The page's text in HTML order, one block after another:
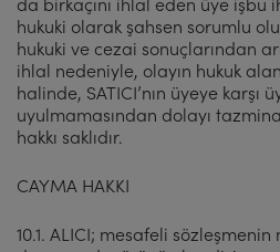
hukuki olarak şahsen sorumlu
hukuki ve cezai sonuçlarından
ihlal nedeniyle, olayın hukuk
halinde, SATICI’nın üyeye karşı
uyulmamasından dolayı
hakkı saklıdır.
CAYMA HAKKI
10.1. ALICI; mesafeli sözleşmenin